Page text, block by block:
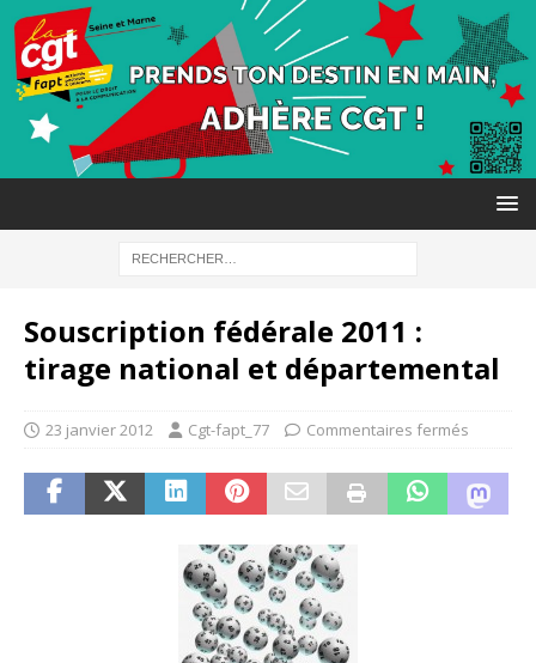
Souscription fédérale 2011 :
tirage national et départemental
23 janvier 2012 Cgt-fapt_77 Commentaires fermés